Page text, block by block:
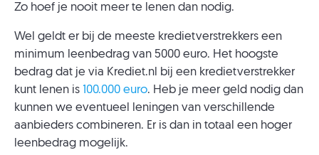
Zo hoef je nooit meer te lenen dan nodig.
Wel geldt er bij de meeste kredietverstrekkers een
minimum leenbedrag van 5000 euro. Het hoogste
bedrag dat je via Krediet.nl bij een kredietverstrekker
kunt lenen is 100.000 euro. Heb je meer geld nodig dan
kunnen we eventueel leningen van verschillende
aanbieders combineren. Er is dan in totaal een hoger
leenbedrag mogelijk.